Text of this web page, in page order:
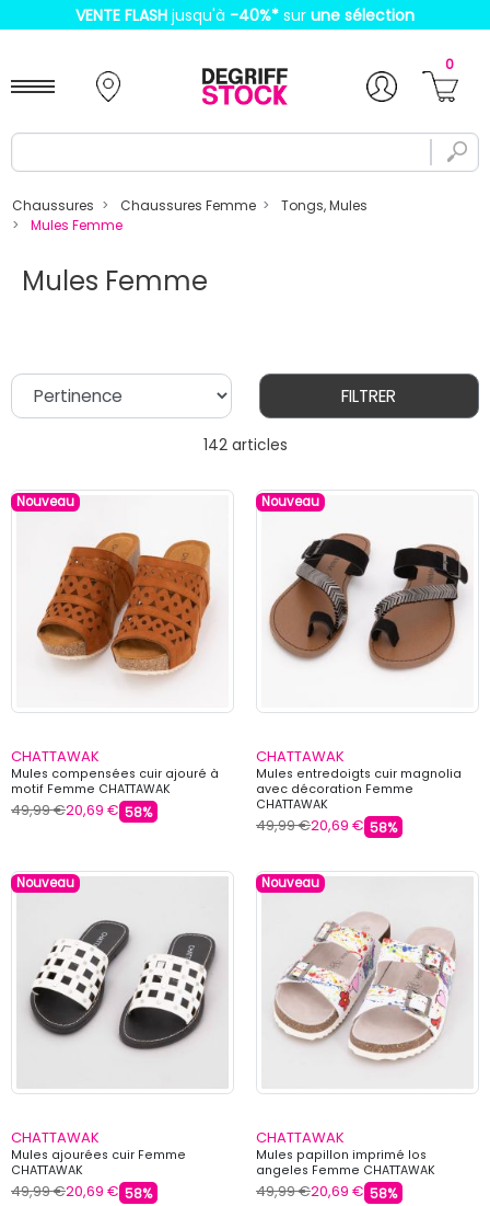
VENTE FLASH jusqu'à -40%* sur une sélection
0
Chaussures Chaussures Femme
Tongs, Mules
Mules Femme
Mules Femme
142 articles
FILTRER
Nouveau
CHATTAWAK
Mules compensées cuir ajouré à
motif Femme CHATTAWAK
49,99 €20,69 € 58%
Nouveau
CHATTAWAK
Mules entredoigts cuir magnolia
avec décoration Femme
CHATTAWAK
49,99 €20,69 € 58%
Nouveau
CHATTAWAK
Mules ajourées cuir Femme
CHATTAWAK
49,99 €20,69 € 58%
Nouveau
CHATTAWAK
Mules papillon imprimé los
angeles Femme CHATTAWAK
49,99 €20,69 € 58%